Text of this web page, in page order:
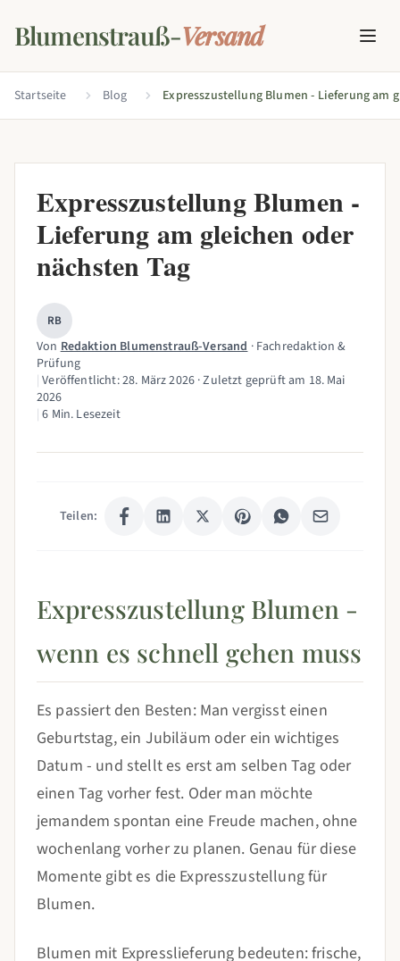
Blumenstrauß-Versand
Startseite Blog
Expresszustellung Blumen -
Lieferung am gleichen oder
nächsten Tag
RB
VonRedaktion Blumenstrauß-Versand· Fachredaktion &
Prüfung
Veröffentlicht:28. März 2026 · Zuletzt geprüft am 18. Mai
2026
6 Min. Lesezeit
Teilen:
Expresszustellung Blumen -
wenn es schnell gehen muss
Es passiert den Besten: Man vergisst einen
Geburtstag, ein Jubiläum oder ein wichtiges
Datum - und stellt es erst am selben Tag oder
einen Tag vorher fest. Oder man möchte
jemandem spontan eine Freude machen, ohne
wochenlang vorher zu planen. Genau für diese
Momente gibt es die Expresszustellung für
Blumen.
Blumen mit Expresslieferung bedeuten: frische,